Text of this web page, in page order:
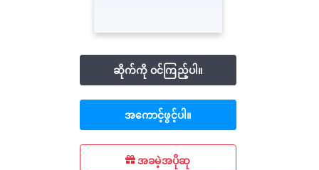
ဆိုက်ကို ဝင်ကြည့်ပါ။
အကောင့်ဖွင့်ပါ။
အခမဲ့အပိုဆု